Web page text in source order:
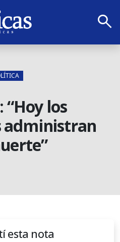
search
“Hoy los
administran
esta nota